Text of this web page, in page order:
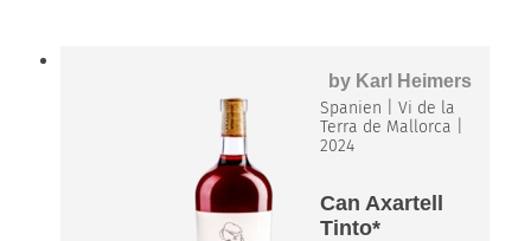
by Karl Heimers
Spanien |Vi de la
Terra de Mallorca
2024
Can Axartell
Tinto*